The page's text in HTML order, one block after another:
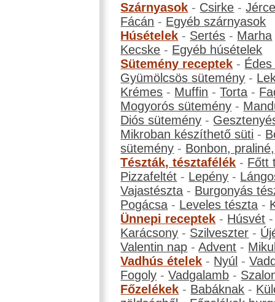
Szárnyasok - Csirke -
Fácán - Egyéb szárnyasok
Húsételek - Sertés - Marha
Kecske - Egyéb húsételek
Sütemény receptek -
Gyümölcsös sütemény -
Krémes - Muffin -Torta -
Mogyorós sütemény -
Diós sütemény -
Mikroban készíthető süti -
sütemény - Bonbon,
Tészták, tésztafélék - Főtt
Pizzafeltét - Lepény -
Vajastészta - Burgonyás
Pogácsa - Leveles tészta -
Ünnepi receptek - Húsvét
Karácsony - Szilveszter -
Valentin nap -Advent -
Vadhús ételek - Nyúl -
Fogoly -Vadgalamb -
Főzelékek - Babáknak -